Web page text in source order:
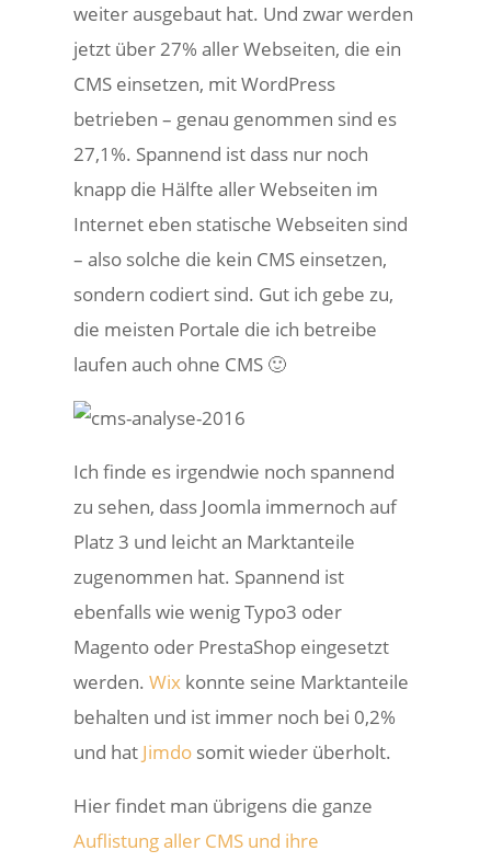
weiter ausgebaut hat. Und zwar werden
jetzt über 27% aller Webseiten, die ein
CMS einsetzen, mit WordPress
betrieben – genau genommen sind es
27,1%. Spannend ist dass nur noch
knapp die Hälfte aller Webseiten im
Internet eben statische Webseiten sind
– also solche die kein CMS einsetzen,
sondern codiert sind. Gut ich gebe zu,
die meisten Portale die ich betreibe
laufen auch ohne CMS 🙂
Ich finde es irgendwie noch spannend
zu sehen, dass Joomla immernoch auf
Platz 3 und leicht an Marktanteile
zugenommen hat. Spannend ist
ebenfalls wie wenig Typo3 oder
Magento oder PrestaShop eingesetzt
werden.Wix konnte seine Marktanteile
behalten und ist immer noch bei 0,2%
und hat Jimdo somit wieder überholt.
Hier findet man übrigens die ganze
Auflistung aller CMS und ihre